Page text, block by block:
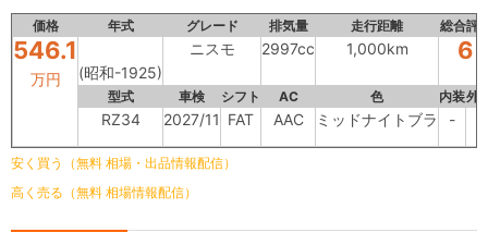
価格 年式 グレード 排気量 走行距離 総合評
546.1
万円 (昭和-1925)
ニスモ 2997cc 1,000km 6
型式 車検 シフト AC 色 内装外
RZ34 2027/11 FAT AAC ミッドナイトブラ -
安く買う（無料 相場・出品情報配信）
高く売る（無料 相場情報配信）